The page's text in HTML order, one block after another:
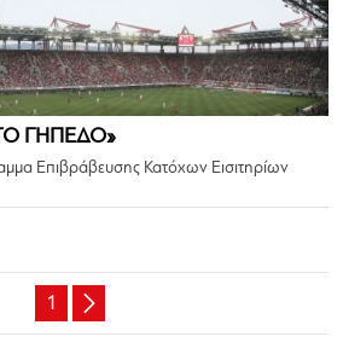
ΓΗΠΕΔΟ»
Επιβράβευσης Κατόχων Εισιτηρίων
1